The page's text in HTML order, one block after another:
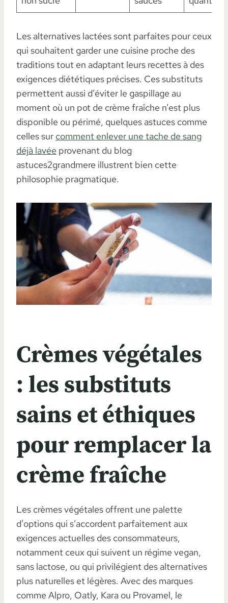
Les alternatives lactées sont parfaites pour ceux
qui souhaitent garder une cuisine proche des
traditions tout en adaptant leurs recettes à des
exigences diététiques précises. Ces substituts
permettent aussi d’éviter le gaspillage au
moment où un pot de crème fraîche n’est plus
disponible ou périmé, quelques astuces comme
celles sur comment enlever une tache de sang
déjà lavée provenant du blog
astuces2grandmere illustrent bien cette
philosophie pragmatique.
Crèmes végétales
: les substituts
sains et éthiques
pour remplacer la
crème fraîche
Les crèmes végétales offrent une palette
d’options qui s’accordent parfaitement aux
exigences actuelles des consommateurs,
notamment ceux qui suivent un régime vegan,
sans lactose, ou qui privilégient des alternatives
plus naturelles et légères. Avec des marques
comme Alpro, Oatly, Kara ou Provamel, le